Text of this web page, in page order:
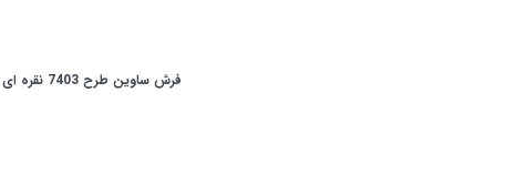
فرش ساوین طرح 7403 نقره ای روشن کلکسیون آویژه